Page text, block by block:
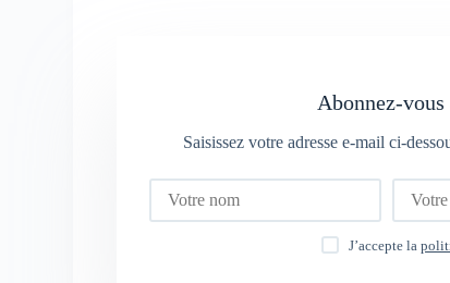
Abonnez-
Saisissez votre adresse e-mail ci-
J’accepte la